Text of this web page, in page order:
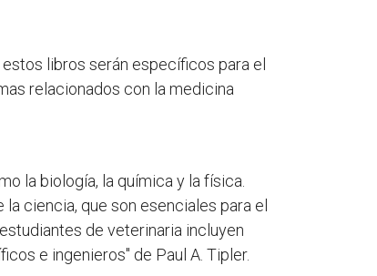
libros serán específicos para el
relacionados con la medicina
la biología, la química y la física.
ciencia, que son esenciales para el
de veterinaria incluyen
e ingenieros" de Paul A. Tipler.